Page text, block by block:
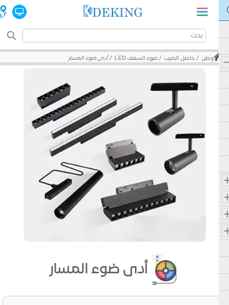
وطن حاصل الضرب ضوء السقف LED أدى ضوء المسار
أدى ضوء المسار